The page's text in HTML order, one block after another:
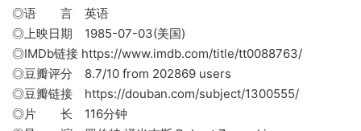
◎语 言 英语
◎上映日期 1985-07-03(美国)
◎IMDb链接 https://www.imdb.com/title/tt0088763/
◎豆瓣评分 8.7/10 from 202869 users
◎豆瓣链接 https://douban.com/subject/1300555/
◎片 长 116分钟